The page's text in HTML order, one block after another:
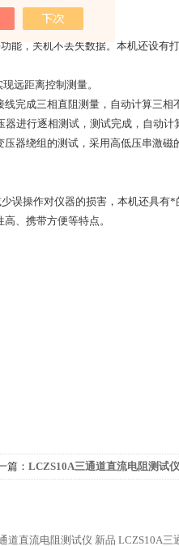
性直流电阻。
晰易读。
，关机不丢失数据。本机还设有
远距离控制测量。
完成三相直阻测量，自动计算三
进行逐相测试，测试完成，自动计
器绕组的测试，采用高低压串激
操作对仪器的损害，本机还具有*
、携带方便等特点。
篇： LCZS10A三通道直流电阻测试
道直流电阻测试仪 新品 LCZS10A三